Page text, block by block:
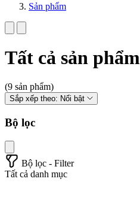
Sản phẩm
Tất cả sản phẩm
(9 sản phẩm)
Sắp xếp theo: Nổi bật
Bộ lọc
Bộ lọc - Filter
Tất cả danh mục